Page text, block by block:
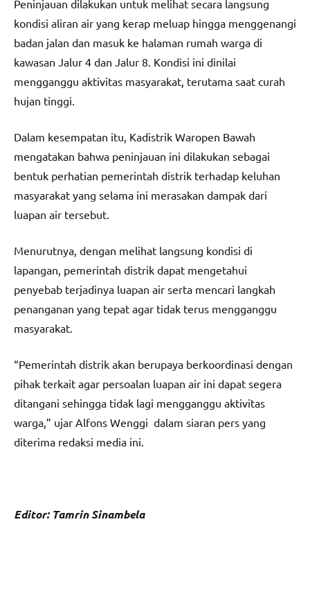
Peninjauan dilakukan untuk melihat secara langsung
kondisi aliran air yang kerap meluap hingga menggenangi
badan jalan dan masuk ke halaman rumah warga di
kawasan Jalur 4 dan Jalur 8. Kondisi ini dinilai
mengganggu aktivitas masyarakat, terutama saat curah
hujan tinggi.
Dalam kesempatan itu, Kadistrik Waropen Bawah
mengatakan bahwa peninjauan ini dilakukan sebagai
bentuk perhatian pemerintah distrik terhadap keluhan
masyarakat yang selama ini merasakan dampak dari
luapan air tersebut.
Menurutnya, dengan melihat langsung kondisi di
lapangan, pemerintah distrik dapat mengetahui
penyebab terjadinya luapan air serta mencari langkah
penanganan yang tepat agar tidak terus mengganggu
masyarakat.
“Pemerintah distrik akan berupaya berkoordinasi dengan
pihak terkait agar persoalan luapan air ini dapat segera
ditangani sehingga tidak lagi mengganggu aktivitas
warga,” ujar Alfons Wenggi dalam siaran pers yang
diterima redaksi media ini.
Editor: Tamrin Sinambela